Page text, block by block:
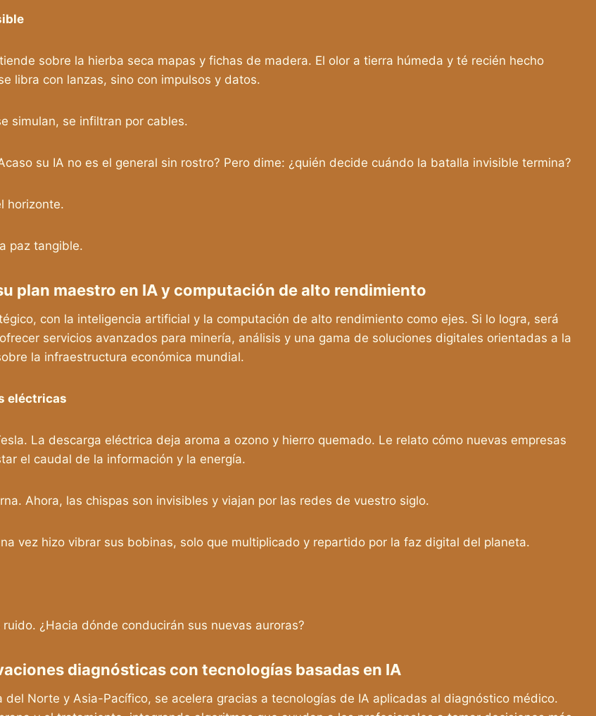
sobre la hierba seca mapas y fichas de madera. El olor a tierra húmeda y té recién hecho
libra con lanzas, sino con impulsos y datos.
simulan, se infiltran por cables.
su IA no es el general sin rostro? Pero dime: ¿quién decide cuándo la batalla invisible termina?
horizonte.
paz tangible.
plan maestro en IA y computación de alto rendimiento
con la inteligencia artificial y la computación de alto rendimiento como ejes. Si lo logra, será
servicios avanzados para minería, análisis y una gama de soluciones digitales orientadas a la
la infraestructura económica mundial.
eléctricas
La descarga eléctrica deja aroma a ozono y hierro quemado. Le relato cómo nuevas empresas
el caudal de la información y la energía.
Ahora, las chispas son invisibles y viajan por las redes de vuestro siglo.
vez hizo vibrar sus bobinas, solo que multiplicado y repartido por la faz digital del planeta.
¿Hacia dónde conducirán sus nuevas auroras?
diagnósticas con tecnologías basadas en IA
Norte y Asia-Pacífico, se acelera gracias a tecnologías de IA aplicadas al diagnóstico médico.